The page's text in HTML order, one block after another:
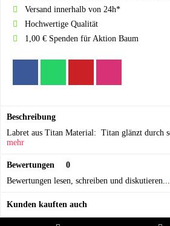
Versand innerhalb von 24h*
Hochwertige Qualität
1,00 € Spenden für Aktion Baum
Beschreibung
Labret aus Titan Material: Titan glänzt durch
mehr
Bewertungen
0
Bewertungen lesen, schreiben und diskutieren...
Kunden kauften auch